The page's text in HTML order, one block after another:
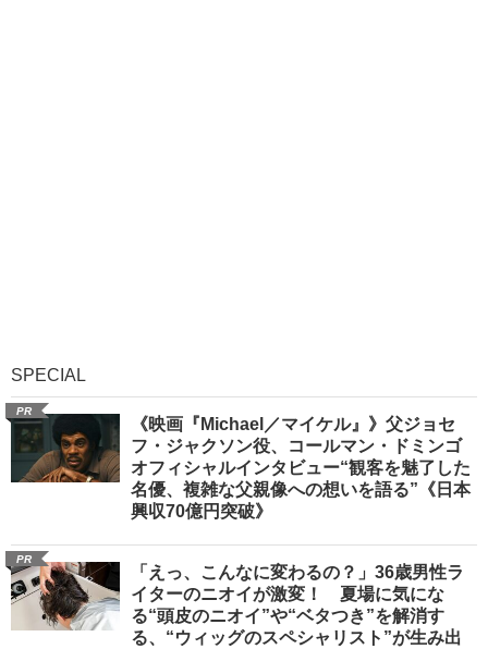
SPECIAL
PR
《映画『Michael／マイケル』》父ジョセ
フ・ジャクソン役、コールマン・ドミンゴ
オフィシャルインタビュー“観客を魅了した
名優、複雑な父親像への想いを語る”《日本
興収70億円突破》
PR
「えっ、こんなに変わるの？」36歳男性ラ
イターのニオイが激変！ 夏場に気にな
る“頭皮のニオイ”や“ベタつき”を解消す
る、“ウィッグのスペシャリスト”が生み出